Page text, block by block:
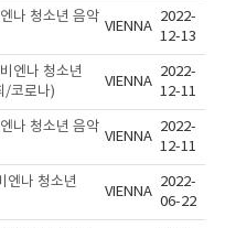
나 청소년 음악
VIENNA
2022-
12-13
엔나 청소년
/코로나)
VIENNA
2022-
12-11
나 청소년 음악
VIENNA
2022-
12-11
엔나 청소년
VIENNA
2022-
06-22